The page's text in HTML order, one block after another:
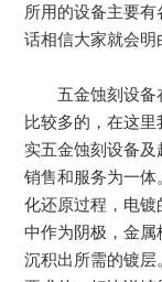
所用的设备主要
话相信大家就会明
五金蚀刻设备在
比较多的，在这
实五金蚀刻设备及
销售和服务为一
化还原过程，电
中作为阴极，金属
沉积出所需的镀